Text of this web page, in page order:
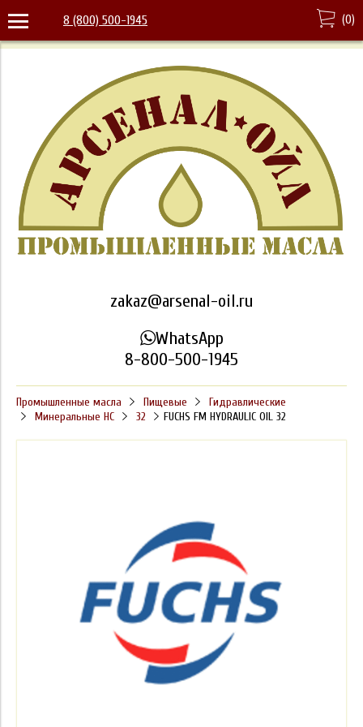
8 (800) 500-1945 (0)
zakaz@arsenal-oil.ru
WhatsApp
8-800-500-1945
Промышленные масла Пищевые
Гидравлические
Минеральные HC
32 FUCHS FM HYDRAULIC OIL 32